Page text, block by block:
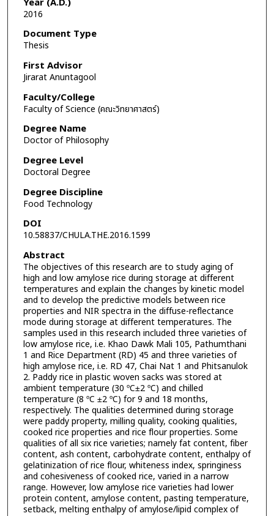
2016
Document Type
Thesis
First Advisor
Jirarat Anuntagool
Faculty/College
Faculty of Science (คณะวิทยาศาสตร์)
Degree Name
Doctor of Philosophy
Degree Level
Doctoral Degree
Degree Discipline
Food Technology
DOI
10.58837/CHULA.THE.2016.1599
Abstract
The objectives of this research are to study aging of
high and low amylose rice during storage at different
temperatures and explain the changes by kinetic model
and to develop the predictive models between rice
properties and NIR spectra in the diffuse-reflectance
mode during storage at different temperatures. The
samples used in this research included three varieties of
low amylose rice, i.e. Khao Dawk Mali 105, Pathumthani
1 and Rice Department (RD) 45 and three varieties of
high amylose rice, i.e. RD 47, Chai Nat 1 and Phitsanulok
2. Paddy rice in plastic woven sacks was stored at
ambient temperature (30 ºC±2 ºC) and chilled
temperature (8 ºC ±2 ºC) for 9 and 18 months,
respectively. The qualities determined during storage
were paddy property, milling quality, cooking qualities,
cooked rice properties and rice flour properties. Some
qualities of all six rice varieties; namely fat content, fiber
content, ash content, carbohydrate content, enthalpy of
gelatinization of rice flour, whiteness index, springiness
and cohesiveness of cooked rice, varied in a narrow
range. However, low amylose rice varieties had lower
protein content, amylose content, pasting temperature,
setback, melting enthalpy of amylose/lipid complex of